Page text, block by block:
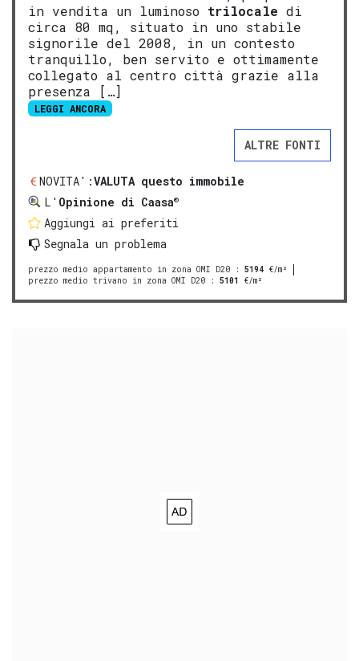
in vendita un luminoso trilocale di
circa 80 mq, situato in uno stabile
signorile del 2008, in un contesto
tranquillo, ben servito e ottimamente
collegato al centro città grazie alla
presenza […]
LEGGI ANCORA
ALTRE FONTI
NOVITA':VALUTA questo immobile
L' Opinione di Caasa®
Aggiungi ai preferiti
Segnala un problema
prezzo medio appartamento in zona OMI D20 : 5194 €/m²
prezzo medio trivano in zona OMI D20 : 5101 €/m²